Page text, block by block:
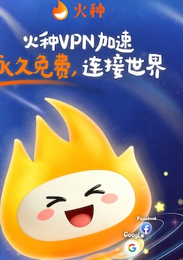
支持 [0] 反对 [0]
支持
旋风加速器
软件中心 雷霆加速
狂飙加速器